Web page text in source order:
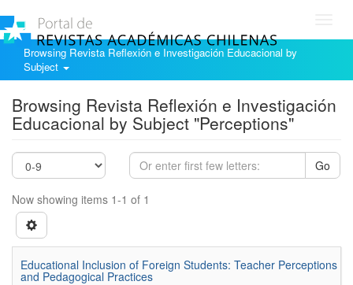
Browsing Revista Reflexión e Investigación Educacional by
Subject
Browsing Revista Reflexión e Investigación
Educacional by Subject "Perceptions"
Go
Now showing items 1-1 of 1
Educational Inclusion of Foreign Students: Teacher Perceptions
and Pedagogical Practices